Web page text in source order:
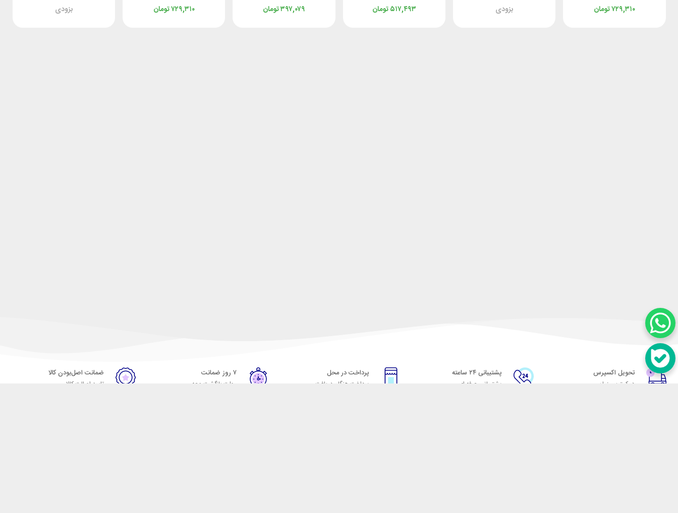
تومان۷۲۹,۳۱۰ بزودی تومان۵۱۷,۴۹۳ تومان۳۹۷,۰۷۹ تومان۷۲۹,۳۱۰ بزودی
تحویل اکسپرس
در کمترین زمان
پشتیبانی ۲۴ ساعته
پشتیبانی حرفه ای
پرداخت در محل
پرداخت هنگام دریافت
۷ روز ضمانت
مهلت بازگشت وجه
ضمانت اصل‌بودن کالا
تایید اصالت کالا